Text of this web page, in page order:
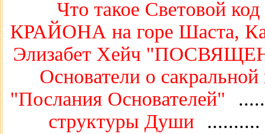
Что такое Световой код
КРАЙОНА на горе Шаста,
Элизабет Хейч
Основатели о
"Послания Основателей"
структуры Души
..........